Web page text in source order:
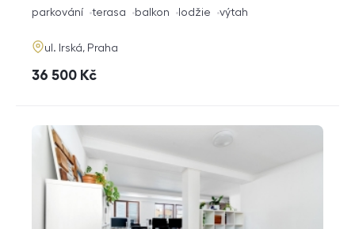
funkce
parkování terasa balkon lodžie výtah
adresa
ul. Irská, Praha
cena
36 500 Kč